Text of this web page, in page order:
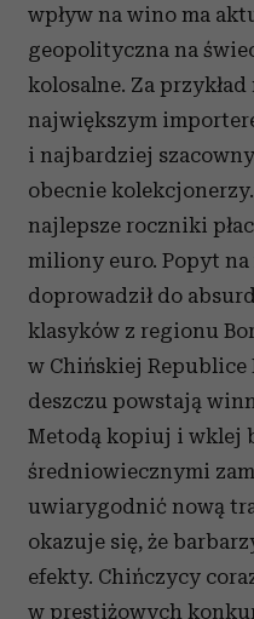
i reklam, aby oferować
korzystasz z naszej
społecznościowym,
Partnerzy mogą połączyć
otrzymanymi od Ciebie
korzystania z ich usług.
wpływ na wino ma
geopolityczna na
kolosalne. Za
największym
i najbardziej
obecnie
najlepsze roczniki
miliony euro. Popyt
doprowadził do
klasyków z regionu
w Chińskiej
deszczu powstają
Metodą kopiuj i wklej
średniowiecznymi
uwiarygodnić nową
okazuje się, że
efekty. Chińczycy
w prestiżowych